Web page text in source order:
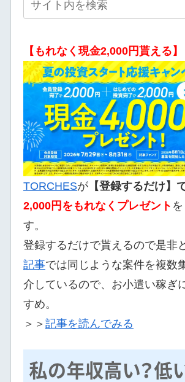
【もれなく現金2,000円貰える】
TORCHESが 【登録するだけ】
2,000 円をもれなくプレゼント
す。
登録するだけで貰えるので是非
記事では同じような案件を複数
介しているので、お小遣い稼ぎ
すめ。
＞＞ 記事を読んでみる